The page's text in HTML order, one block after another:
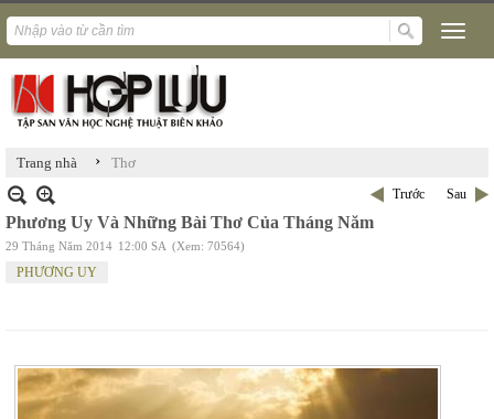
Trang nhà › Thơ
Trước Sau
Phương Uy Và Những Bài Thơ Của Tháng Năm
29 Tháng Năm 2014 12:00 SA (Xem: 70564)
PHƯƠNG UY